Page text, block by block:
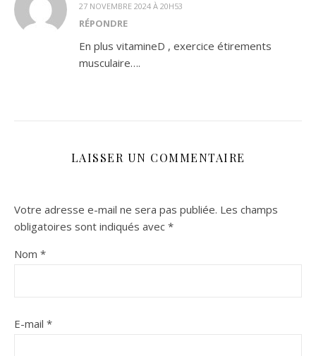
27 NOVEMBRE 2024 À 20H53
RÉPONDRE
En plus vitamineD , exercice étirements
musculaire….
LAISSER UN COMMENTAIRE
Votre adresse e-mail ne sera pas publiée. Les champs
obligatoires sont indiqués avec *
Nom *
E-mail *